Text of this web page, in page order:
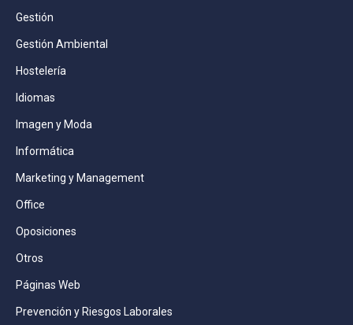
Gestión
Gestión Ambiental
Hostelería
Idiomas
Imagen y Moda
Informática
Marketing y Management
Office
Oposiciones
Otros
Páginas Web
Prevención y Riesgos Laborales